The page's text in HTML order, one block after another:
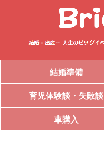
結婚準備
育児体験談・失敗談
車購入